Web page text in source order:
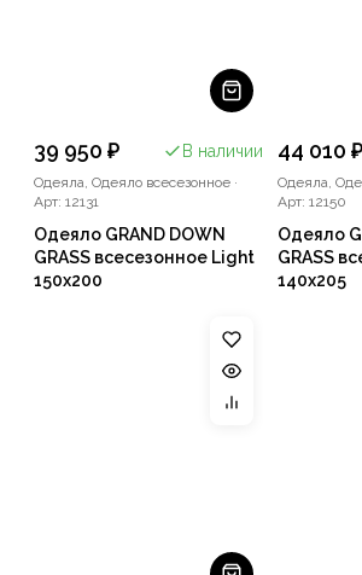
39 950 ₽ В наличии
Одеяла, Одеяло всесезонное ·
Арт: 12131
Одеяло GRAND DOWN
GRASS всесезонное Light
150x200
44 010 ₽
Одеяла,
Арт: 12150
Одеяло
GRASS
140x205